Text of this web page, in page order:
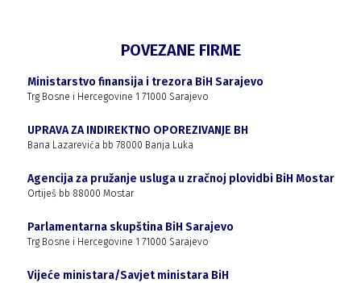
POVEZANE FIRME
Ministarstvo finansija i trezora BiH Sarajevo
Trg Bosne i Hercegovine 1 71000 Sarajevo
UPRAVA ZA INDIREKTNO OPOREZIVANJE BH
Bana Lazarevića bb 78000 Banja Luka
Agencija za pružanje usluga u zračnoj plovidbi BiH Mostar
Ortiješ bb 88000 Mostar
Parlamentarna skupština BiH Sarajevo
Trg Bosne i Hercegovine 1 71000 Sarajevo
Vijeće ministara/Savjet ministara BiH